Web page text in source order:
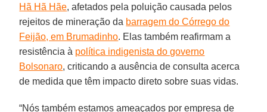
Hã Hã Hãe, afetados pela poluição causada pelos
rejeitos de mineração da barragem do Córrego do
Feijão, em Brumadinho. Elas também reafirmam a
resistência à política indigenista do governo
Bolsonaro, criticando a ausência de consulta acerca
de medida que têm impacto direto sobre suas vidas.
“Nós também estamos ameaçados por empresa de